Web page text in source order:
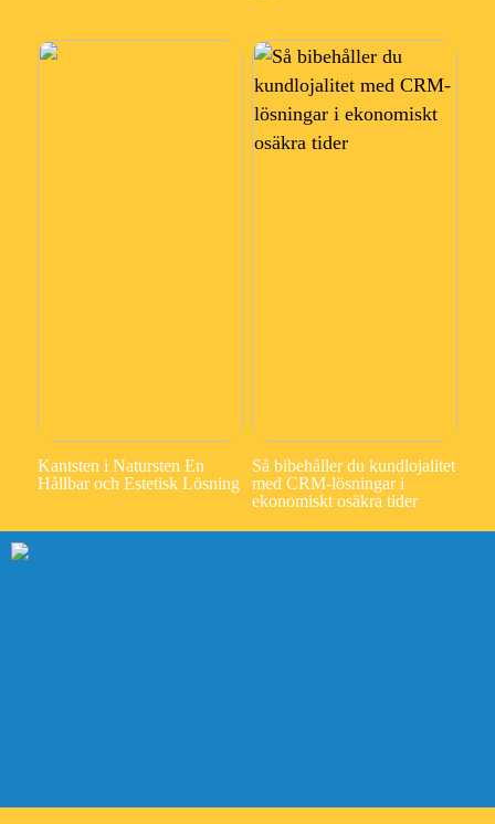
Kantsten i Natursten En
Hållbar och Estetisk Lösning
Så bibehåller du kundlojalitet
med CRM-lösningar i
ekonomiskt osäkra tider